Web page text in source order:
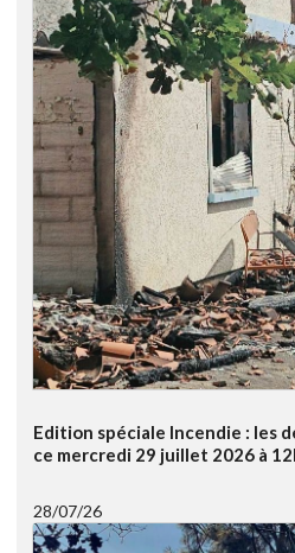
Edition spéciale Incendie : les
ce mercredi 29 juillet 2026 à
28/07/26